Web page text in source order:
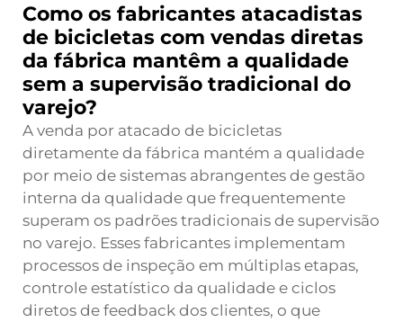
Como os fabricantes atacadistas
de bicicletas com vendas diretas
da fábrica mantêm a qualidade
sem a supervisão tradicional do
varejo?
A venda por atacado de bicicletas
diretamente da fábrica mantém a qualidade
por meio de sistemas abrangentes de gestão
interna da qualidade que frequentemente
superam os padrões tradicionais de supervisão
no varejo. Esses fabricantes implementam
processos de inspeção em múltiplas etapas,
controle estatístico da qualidade e ciclos
diretos de feedback dos clientes, o que